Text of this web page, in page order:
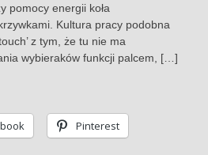
pomocy energii koła
Kultura pracy podobna
z tym, że tu nie ma
wybieraków funkcji palcem, […]
Pinterest